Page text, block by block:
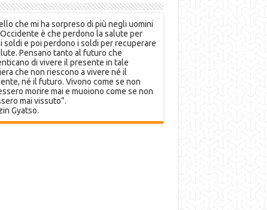
che mi ha sorpreso di più negli uomini
è che perdono la salute per
soldi e poi perdono i soldi per recuperare
Pensano tanto al futuro che
di vivere il presente in tale
che non riescono a vivere né il
né il futuro. Vivono come se non
morire mai e muoiono come se non
mai vissuto”.
Gyatso.